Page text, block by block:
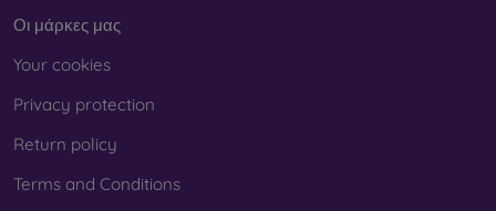
Οι μάρκες μας
Your cookies
Privacy protection
Return policy
Terms and Conditions